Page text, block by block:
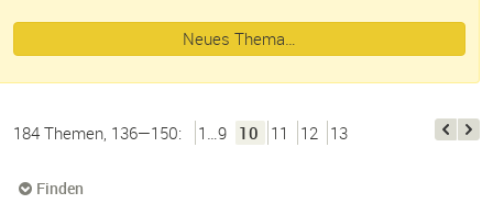
Neues Thema…
184 Themen, 136—150: 1…9 10 11 12 13
Finden